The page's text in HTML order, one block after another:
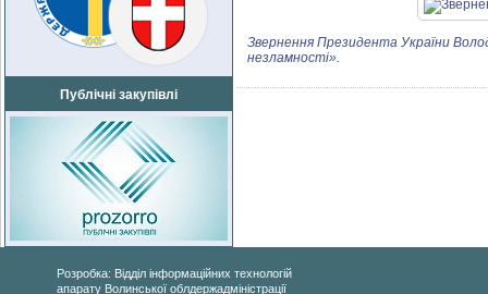
Публічні закупівлі
Звернення Президента України
незламності».
Розробка: Відділ інформаційних технологій
апарату Волинської облдержадміністрації